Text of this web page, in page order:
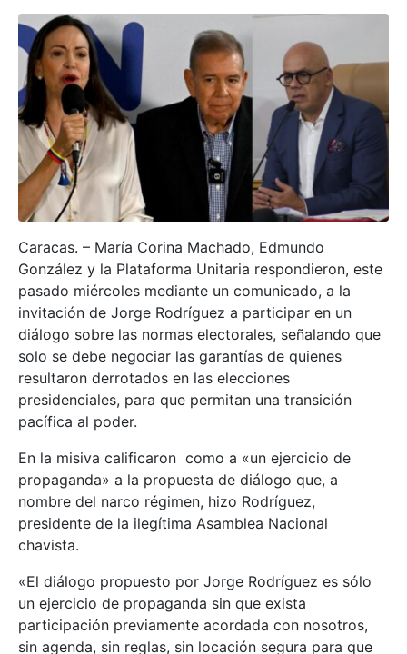
Caracas. – María Corina Machado, Edmundo
González y la Plataforma Unitaria respondieron, este
pasado miércoles mediante un comunicado, a la
invitación de Jorge Rodríguez a participar en un
diálogo sobre las normas electorales, señalando que
solo se debe negociar las garantías de quienes
resultaron derrotados en las elecciones
presidenciales, para que permitan una transición
pacífica al poder.
En la misiva calificaron como a «un ejercicio de
propaganda» a la propuesta de diálogo que, a
nombre del narco régimen, hizo Rodríguez,
presidente de la ilegítima Asamblea Nacional
chavista.
«El diálogo propuesto por Jorge Rodríguez es sólo
un ejercicio de propaganda sin que exista
participación previamente acordada con nosotros,
sin agenda, sin reglas, sin locación segura para que